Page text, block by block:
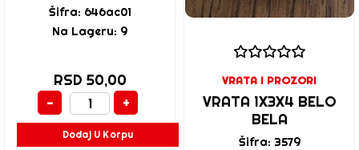
Šifra: 646ac01
Na Lageru: 9
RSD 50,00
-
+
Dodaj U Korpu
VRATA I PROZORI
VRATA 1X3X4 BELO
BELA
Šifra: 3579